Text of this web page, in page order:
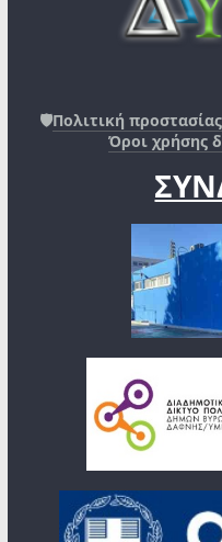
🛡️Πολιτική
Όροι χρήσης